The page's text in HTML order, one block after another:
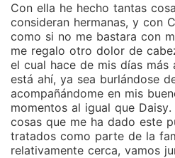
Con ella he hecho tantas
consideran hermanas, y con
como si no me bastara con
me regalo otro dolor de
el cual hace de mis días más
está ahí, ya sea burlándose
acompañándome en mis
momentos al igual que
cosas que me ha dado este
tratados como parte de la
relativamente cerca, vamos